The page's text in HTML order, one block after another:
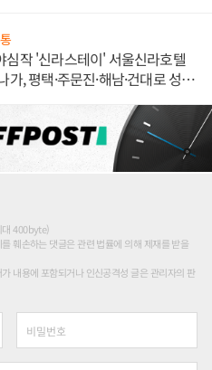
심작 '신라스테이' 서울신라호텔
가, 평택·주문진·해남·건대로 성
대 400byte)
훼손하는 댓글은 관련 법률에 의해 제재를 받을
내용에 포함되거나 인신공격성 글은 관리자의 판